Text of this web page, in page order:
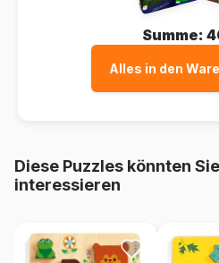
Summe:
Alles in den
Diese Puzzles könnten
interessieren